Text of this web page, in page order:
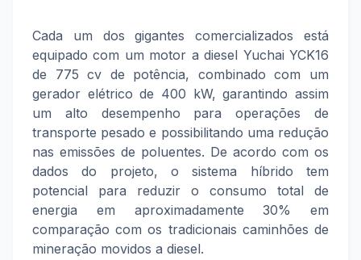
Cada um dos gigantes comercializados está
equipado com um motor a diesel Yuchai YCK16
de 775 cv de potência, combinado com um
gerador elétrico de 400 kW, garantindo assim
um alto desempenho para operações de
transporte pesado e possibilitando uma redução
nas emissões de poluentes. De acordo com os
dados do projeto, o sistema híbrido tem
potencial para reduzir o consumo total de
energia em aproximadamente 30% em
comparação com os tradicionais caminhões de
mineração movidos a diesel.